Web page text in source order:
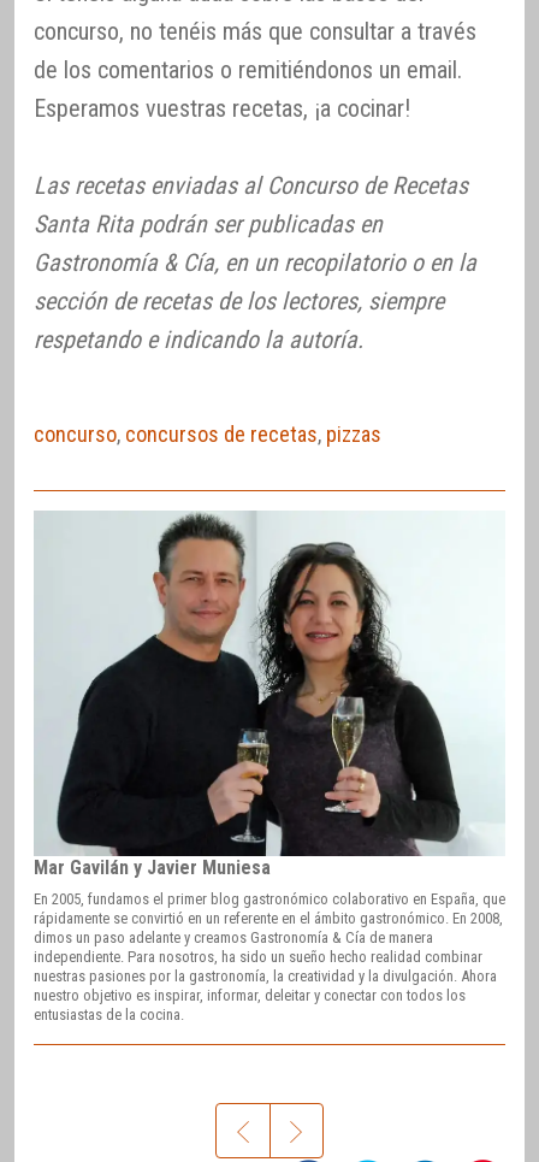
concurso, no tenéis más que consultar a través
de los comentarios o remitiéndonos un email.
Esperamos vuestras recetas, ¡a cocinar!
Las recetas enviadas al Concurso de Recetas
Santa Rita podrán ser publicadas en
Gastronomía & Cía, en un recopilatorio o en la
sección de recetas de los lectores, siempre
respetando e indicando la autoría.
concurso, concursos de recetas, pizzas
Mar Gavilán y Javier Muniesa
En 2005, fundamos el primer blog gastronómico colaborativo en España, que
rápidamente se convirtió en un referente en el ámbito gastronómico. En 2008,
dimos un paso adelante y creamos Gastronomía & Cía de manera
independiente. Para nosotros, ha sido un sueño hecho realidad combinar
nuestras pasiones por la gastronomía, la creatividad y la divulgación. Ahora
nuestro objetivo es inspirar, informar, deleitar y conectar con todos los
entusiastas de la cocina.